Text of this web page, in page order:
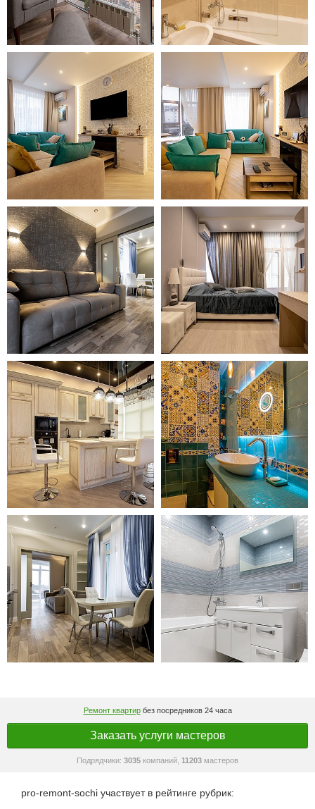
Ремонт квартирбез посредников 24 часа
Заказать услуги мастеров
Подрядчики: 3035 компаний, 11203 мастеров
pro-remont-sochi участвует в рейтинге рубрик: